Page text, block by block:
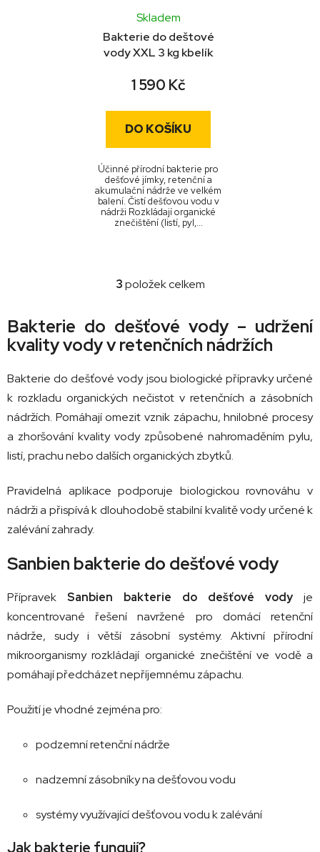
Bakterie do deštové
vody XXL 3 kg kbelík
Skladem
1 590 Kč
DO KOŠÍKU
Účinné přírodní bakterie pro
dešťové jímky, retenční a
akumulační nádrže ve velkém
balení. Čistí dešťovou vodu v
nádrži Rozkládají organické
znečištění (listí, pyl,...
O
l
á
d
c
í
p
r
v
k
v
ý
s
u
3položek celkem
Bakterie do dešťové vody – udržení
kvality vody v retenčních nádržích
Bakterie do dešťové vody jsou biologické přípravky určené
k rozkladu organických nečistot v retenčních a zásobních
nádržích. Pomáhají omezit vznik zápachu, hnilobné procesy
a zhoršování kvality vody způsobené nahromaděním pylu,
listí, prachu nebo dalších organických zbytků.
Pravidelná aplikace podporuje biologickou rovnováhu v
nádrži a přispívá k dlouhodobě stabilní kvalitě vody určené k
zalévání zahrady.
Sanbien bakterie do dešťové vody
Přípravek Sanbien bakterie do dešťové vody je
koncentrované řešení navržené pro domácí retenční
nádrže, sudy i větší zásobní systémy. Aktivní přírodní
mikroorganismy rozkládají organické znečištění ve vodě a
pomáhají předcházet nepříjemnému zápachu.
Použití je vhodné zejména pro:
podzemní retenční nádrže
nadzemní zásobníky na dešťovou vodu
systémy využívající dešťovou vodu k zalévání
Jak bakterie fungují?